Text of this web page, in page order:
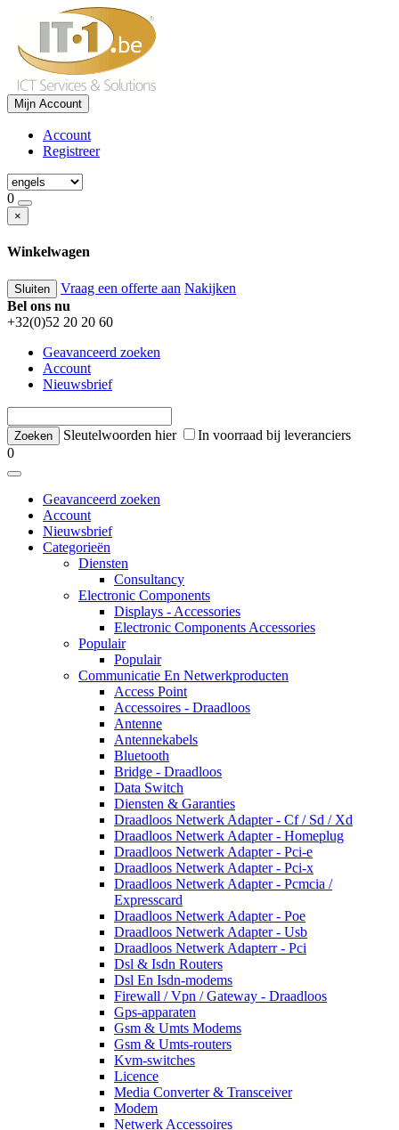
Mijn Account
Account
Registreer
0
×
Winkelwagen
Sluiten Vraag een offerte aan Nakijken
Bel ons nu
+32(0)52 20 20 60
Geavanceerd zoeken
Account
Nieuwsbrief
Sleutelwoorden hier
In voorraad bij leveranciers
0
Geavanceerd zoeken
Account
Nieuwsbrief
Categorieën
Diensten
Consultancy
Electronic Components
Displays - Accessories
Electronic Components Accessories
Populair
Populair
Communicatie En Netwerkproducten
Access Point
Accessoires - Draadloos
Antenne
Antennekabels
Bluetooth
Bridge - Draadloos
Data Switch
Diensten & Garanties
Draadloos Netwerk Adapter - Cf / Sd / Xd
Draadloos Netwerk Adapter - Homeplug
Draadloos Netwerk Adapter - Pci-e
Draadloos Netwerk Adapter - Pci-x
Draadloos Netwerk Adapter - Pcmcia /
Expresscard
Draadloos Netwerk Adapter - Poe
Draadloos Netwerk Adapter - Usb
Draadloos Netwerk Adapterr - Pci
Dsl & Isdn Routers
Dsl En Isdn-modems
Firewall / Vpn / Gateway - Draadloos
Gps-apparaten
Gsm & Umts Modems
Gsm & Umts-routers
Kvm-switches
Licence
Media Converter & Transceiver
Modem
Netwerk Accessoires